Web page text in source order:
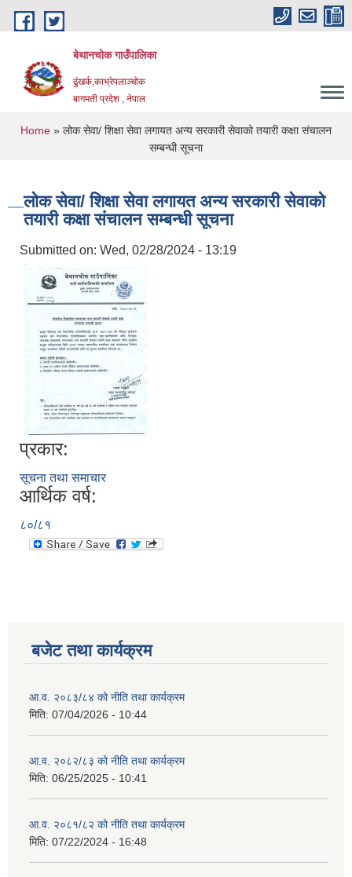
Skip to main content
बेथानचोक गाउँपालिका
ढुंखर्क,काभ्रेपलाञ्चाेक
बागमती प्रदेश , नेपाल
You are here
Home » लोक सेवा/ शिक्षा सेवा लगायत अन्य सरकारी सेवाको तयारी कक्षा संचालन
सम्बन्धी सूचना
लोक सेवा/ शिक्षा सेवा लगायत अन्य सरकारी सेवाको
तयारी कक्षा संचालन सम्बन्धी सूचना
Submitted on: Wed, 02/28/2024 - 13:19
प्रकार:
सूचना तथा समाचार
आर्थिक वर्ष:
८०/८१
बजेट तथा कार्यक्रम
आ.व. २०८३/८४ को नीति तथा कार्यक्रम
मिति: 07/04/2026 - 10:44
आ.व. २०८२/८३ को नीति तथा कार्यक्रम
मिति: 06/25/2025 - 10:41
आ.व. २०८१/८२ को नीति तथा कार्यक्रम
मिति: 07/22/2024 - 16:48